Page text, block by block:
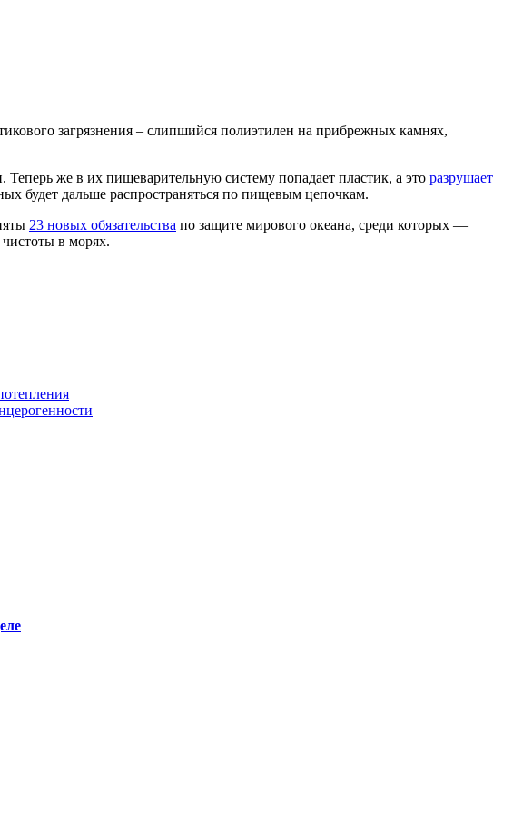
загрязнения – слипшийся полиэтилен на прибрежных камнях,
же в их пищеварительную систему попадает пластик, а это разрушает
будет дальше распространяться по пищевым цепочкам.
23 новых обязательства по защите мирового океана, среди которых —
в морях.